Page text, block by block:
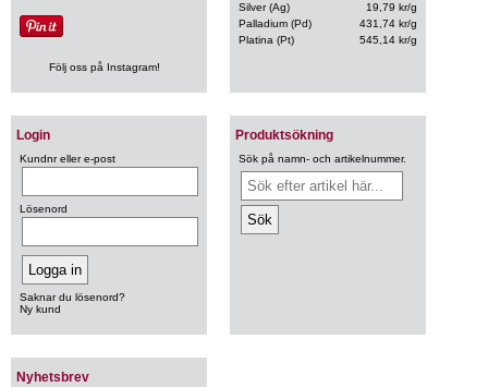
Silver (Ag)
19,79 kr/g
Palladium (Pd)
431,74 kr/g
Platina (Pt)
545,14 kr/g
Login
Kundnr eller e-post
Lösenord
Saknar du lösenord?
Ny kund
Produktsökning
Sök på namn- och artikelnummer.
Nyhetsbrev
Följ oss på Instagram!